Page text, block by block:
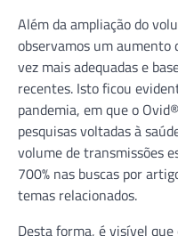
Além da ampliação do
observamos um aumento
vez mais adequadas e
recentes. Isto ficou
pandemia, em que o
pesquisas voltadas à
volume de transmissões
700% nas buscas por
temas relacionados.
Desta forma, é visível